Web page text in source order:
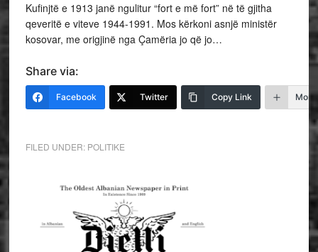
Kufinjtë e 1913 janë ngulitur “fort e më fort” në të gjitha
qeveritë e viteve 1944-1991. Mos kërkoni asnjë ministër
kosovar, me origjinë nga Çamëria jo që jo…
Share via:
Facebook Twitter Copy Link More
FILED UNDER: POLITIKE